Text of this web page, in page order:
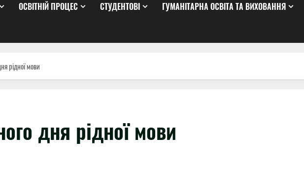
ОСВІТНІЙ ПРОЦЕС СТУДЕНТОВІ ГУМАНІТАРНА ОСВІТА ТА ВИХОВАННЯ
рідної мови
дня рідної мови